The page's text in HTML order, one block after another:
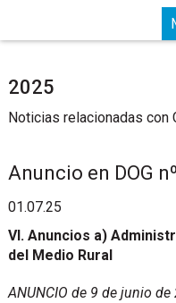
2025
Noticias relacionadas con
Anuncio en DOG
01.07.25
VI. Anuncios a)
del Medio Rural
ANUNCIO de 9 de junio